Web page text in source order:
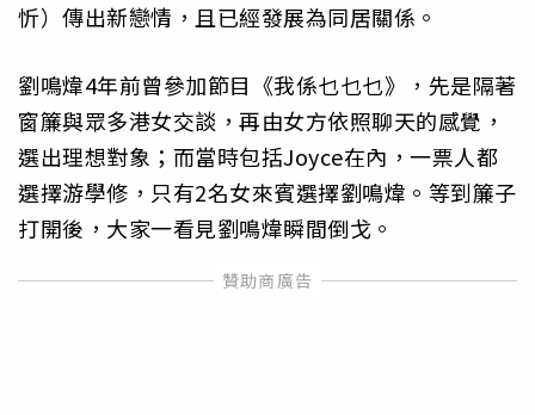
忻）傳出新戀情，且已經發展為同居關係。
劉鳴煒4年前曾參加節目《我係乜乜乜》，先是隔著
窗簾與眾多港女交談，再由女方依照聊天的感覺，
選出理想對象；而當時包括Joyce在內，一票人都
選擇游學修，只有2名女來賓選擇劉鳴煒。等到簾子
打開後，大家一看見劉鳴煒瞬間倒戈。